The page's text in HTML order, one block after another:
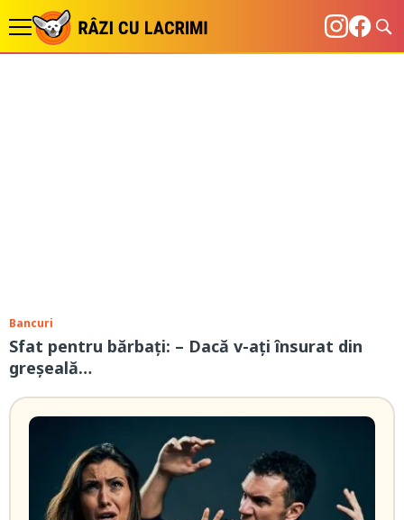
Bancuri
Sfat pentru bărbaţi: – Dacă v-ați însurat din
greșeală…